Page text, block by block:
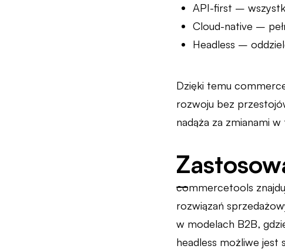
API-first –
Cloud-native –
Headless –
Dzięki temu
rozwoju bez
nadąża za zmianami
commercetools
rozwiązań
w modelach B2B,
headless możliwe jest